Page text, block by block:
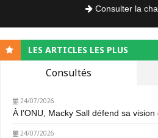
Consulter la
LES ARTICLES LES PLUS
Consultés
24/07/2026
À l’ONU, Macky Sall défend sa vision
24/07/2026